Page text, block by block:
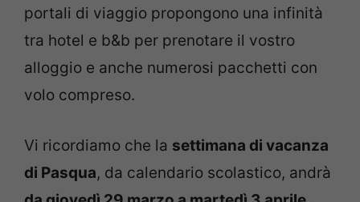
portali di viaggio propongono una infinità
tra hotel e b&b per prenotare il vostro
alloggio e anche numerosi pacchetti con
volo compreso.
Vi ricordiamo che la settimana di vacanza
di Pasqua, da calendario scolastico, andrà